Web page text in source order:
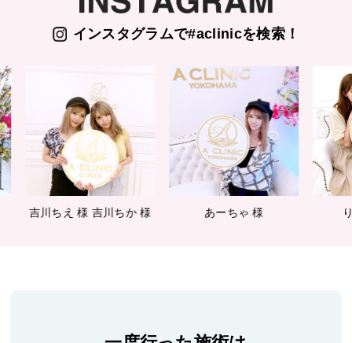
インスタグラムで#aclinicを検索！
ちか 様 あーちゃ 様 りなてぃー 様